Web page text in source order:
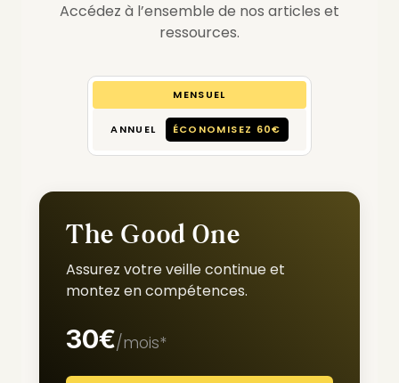
Accédez à l’ensemble de nos articles et
ressources.
MENSUEL
ANNUEL ÉCONOMISEZ 60€
The Good One
Assurez votre veille continue et
montez en compétences.
30€/mois*